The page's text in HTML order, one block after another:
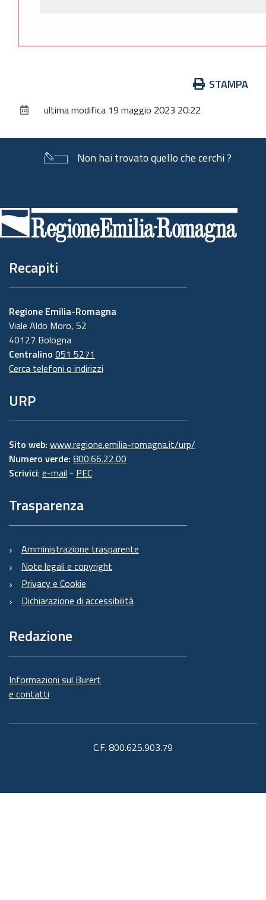
documento
STAMPA
ultima modifica 19 maggio 2023 20:22
Non hai trovato quello che cerchi ?
di
pagina
Recapiti
Regione Emilia-Romagna
Viale Aldo Moro, 52
40127 Bologna
Centralino 051 5271
Cerca telefoni o indirizzi
URP
Sito web: www.regione.emilia-romagna.it/urp/
Numero verde: 800.66.22.00
Scrivici: e-mail - PEC
Trasparenza
Amministrazione trasparente
Note legali e copyright
Privacy e Cookie
Dichiarazione di accessibilità
Redazione
Informazioni sul Burert
e contatti
C.F. 800.625.903.79